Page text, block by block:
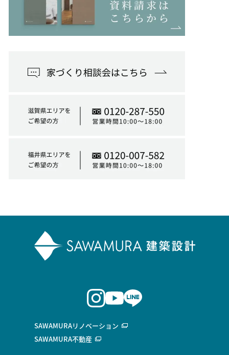
SAWAMURAリノベーション
SAWAMURA不動産